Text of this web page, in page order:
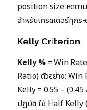
position size หดตา
สำหรับเทรดเดอร์ทุกร
Kelly Criterion
Kelly % = Win
Ratio) ตัวอย่าง: Win
Kelly = 0.55 – (0.45
ปฏิบัติ ใช้ Half Kelly